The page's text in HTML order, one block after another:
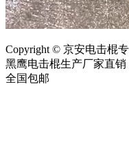
Copyright © 京安电击棍
黑鹰电击棍生产厂家直销
全国包邮